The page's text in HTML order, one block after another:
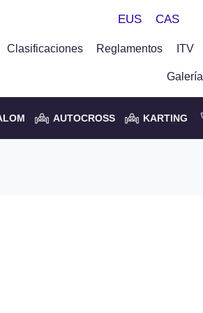
EUS CAS
Clasificaciones Reglamentos ITV
Galería
AUTOCROSS KARTING